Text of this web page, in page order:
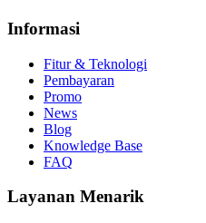
Informasi
Fitur & Teknologi
Pembayaran
Promo
News
Blog
Knowledge Base
FAQ
Layanan Menarik